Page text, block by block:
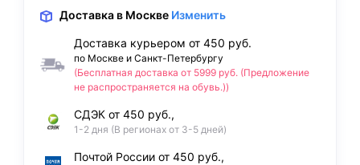
Доставка в Москве Изменить
Доставка курьером от 450 руб.
по Москве и Санкт-Петербургу
(Бесплатная доставка от 5999 руб. (Предложение
не распространяется на обувь.))
СДЭК от 450 руб.,
1-2 дня (В регионах от 3-5 дней)
Почтой России от 450 руб.,